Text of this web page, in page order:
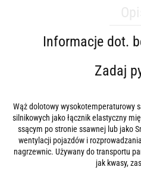
Informacje dot.
Zadaj
Wąż dolotowy wysokotemperaturowy
silnikowych jako łącznik elastyczny
ssącym po stronie ssawnej lub jako
wentylacji pojazdów i
nagrzewnic. Używany do transportu
jak kwasy,